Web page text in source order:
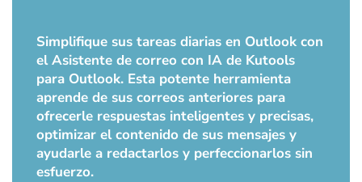
Simplifique sus tareas diarias en Outlook con
el Asistente de correo con IA de Kutools
para Outlook. Esta potente herramienta
aprende de sus correos anteriores para
ofrecerle respuestas inteligentes y precisas,
optimizar el contenido de sus mensajes y
ayudarle a redactarlos y perfeccionarlos sin
esfuerzo.